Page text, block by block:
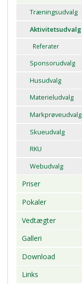
Træningsudvalg
Aktivitetsudvalg
Referater
Sponsorudvalg
Husudvalg
Materieludvalg
Markprøveudvalg
Skueudvalg
RKU
Webudvalg
Priser
Pokaler
Vedtægter
Galleri
Download
Links